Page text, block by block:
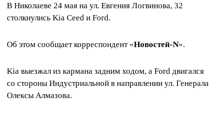
В Николаеве 24 мая на ул. Евгения Логвинова, 32
столкнулись Kia Ceed и Ford.
Об этом сообщает корреспондент «Новостей-N».
Kia выезжал из кармана задним ходом, а Ford двигался
со стороны Индустриальной в направлении ул. Генерала
Олексы Алмазова.